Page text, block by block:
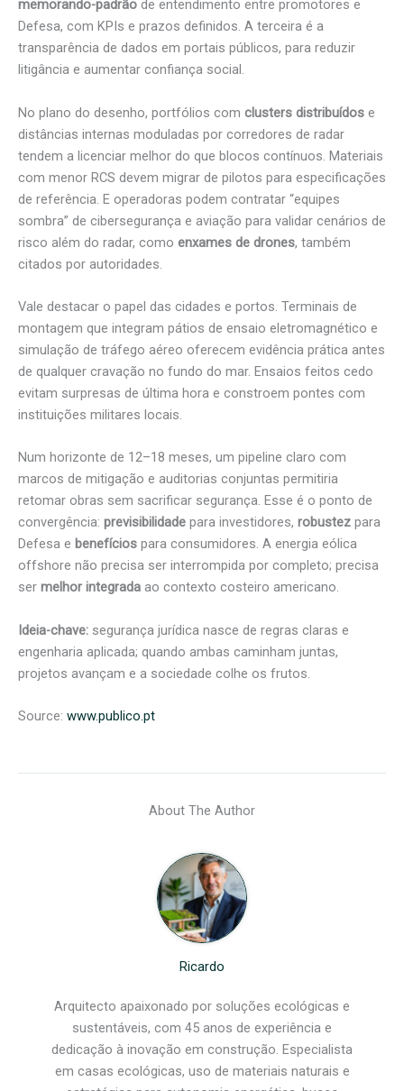
memorando-padrão de entendimento entre promotores e
Defesa, com KPIs e prazos definidos. A terceira é a
transparência de dados em portais públicos, para reduzir
litigância e aumentar confiança social.
No plano do desenho, portfólios com clusters distribuídos e
distâncias internas moduladas por corredores de radar
tendem a licenciar melhor do que blocos contínuos. Materiais
com menor RCS devem migrar de pilotos para especificações
de referência. E operadoras podem contratar “equipes
sombra” de cibersegurança e aviação para validar cenários de
risco além do radar, como enxames de drones, também
citados por autoridades.
Vale destacar o papel das cidades e portos. Terminais de
montagem que integram pátios de ensaio eletromagnético e
simulação de tráfego aéreo oferecem evidência prática antes
de qualquer cravação no fundo do mar. Ensaios feitos cedo
evitam surpresas de última hora e constroem pontes com
instituições militares locais.
Num horizonte de 12–18 meses, um pipeline claro com
marcos de mitigação e auditorias conjuntas permitiria
retomar obras sem sacrificar segurança. Esse é o ponto de
convergência: previsibilidade para investidores, robustez para
Defesa e benefícios para consumidores. A energia eólica
offshore não precisa ser interrompida por completo; precisa
ser melhor integrada ao contexto costeiro americano.
Ideia-chave: segurança jurídica nasce de regras claras e
engenharia aplicada; quando ambas caminham juntas,
projetos avançam e a sociedade colhe os frutos.
Source: www.publico.pt
About The Author
Ricardo
Arquitecto apaixonado por soluções ecológicas e
sustentáveis, com 45 anos de experiência e
dedicação à inovação em construção. Especialista
em casas ecológicas, uso de materiais naturais e